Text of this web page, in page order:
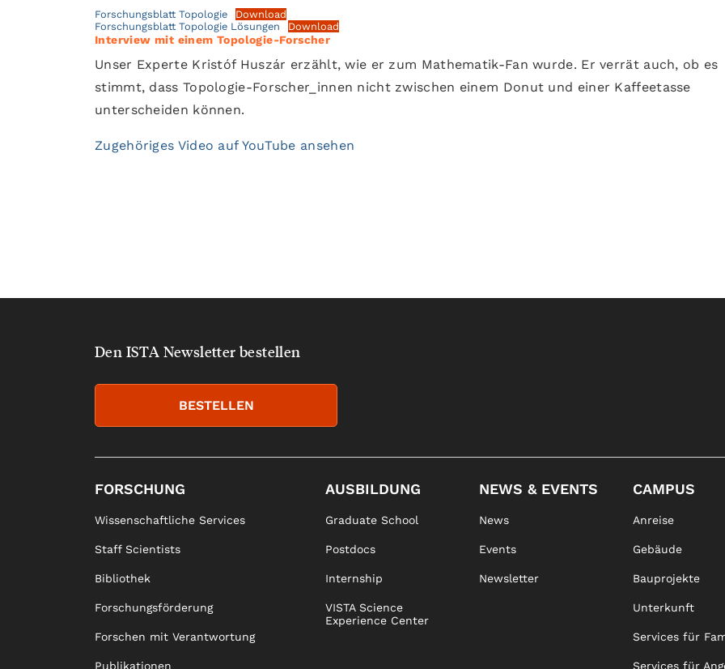
Forschungsblatt Topologie
Download
Forschungsblatt Topologie Lösungen
Download
Interview mit einem Topologie-Forscher
Unser Experte Kristóf Huszár erzählt, wie er zum Mathematik-Fan wurde. Er verrät auch, ob es
stimmt, dass Topologie-Forscher_innen nicht zwischen einem Donut und einer Kaffeetasse
unterscheiden können.
Zugehöriges Video auf YouTube ansehen
Den ISTA Newsletter bestellen
BESTELLEN
FORSCHUNG
Wissenschaftliche Services
Staff Scientists
Bibliothek
Forschungsförderung
Forschen mit Verantwortung
Publikationen
AUSBILDUNG
Graduate School
Postdocs
Internship
VISTA Science
Experience Center
NEWS & EVENTS
News
Events
Newsletter
CAMPUS
Anreise
Gebäude
Bauprojekte
Unterkunft
Services für
Services für